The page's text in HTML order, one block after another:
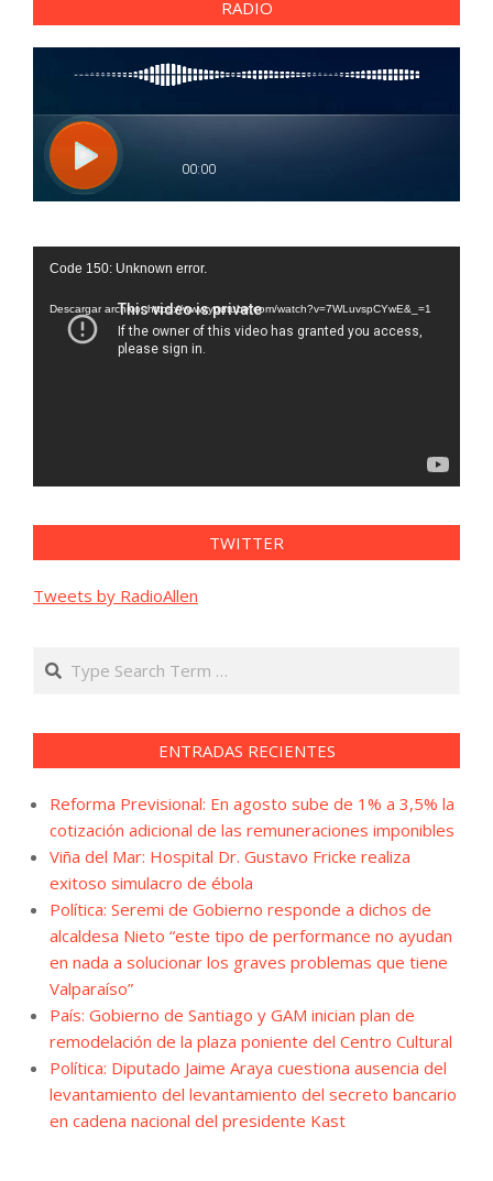
RADIO
Reproductor
vídeo
Code 150: Unknown error.
Descargar archivo: https://www.youtube.com/watch?v=7WLuvspCYwE&_=1
TWITTER
Tweets by RadioAllen
Search
ENTRADAS RECIENTES
Reforma Previsional: En agosto sube de 1% a 3,5% la
cotización adicional de las remuneraciones imponibles
Viña del Mar: Hospital Dr. Gustavo Fricke realiza
exitoso simulacro de ébola
Política: Seremi de Gobierno responde a dichos de
alcaldesa Nieto “este tipo de performance no ayudan
en nada a solucionar los graves problemas que tiene
Valparaíso”
País: Gobierno de Santiago y GAM inician plan de
remodelación de la plaza poniente del Centro Cultural
Política: Diputado Jaime Araya cuestiona ausencia del
levantamiento del levantamiento del secreto bancario
en cadena nacional del presidente Kast